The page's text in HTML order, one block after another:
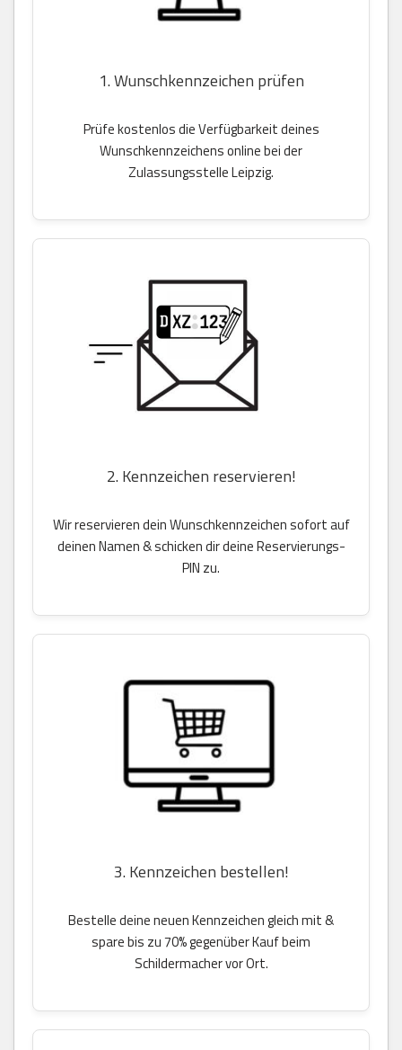
1. Wunschkennzeichen prüfen
Prüfe kostenlos die Verfügbarkeit deines
Wunschkennzeichens online bei der
Zulassungsstelle Leipzig.
2. Kennzeichen reservieren!
Wir reservieren dein Wunschkennzeichen sofort auf
deinen Namen & schicken dir deine Reservierungs-
PIN zu.
3. Kennzeichen bestellen!
Bestelle deine neuen Kennzeichen gleich mit &
spare bis zu 70% gegenüber Kauf beim
Schildermacher vor Ort.